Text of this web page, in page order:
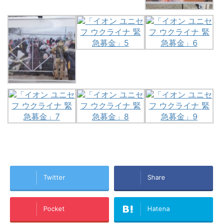
Twitter Share
Pocket Hatena